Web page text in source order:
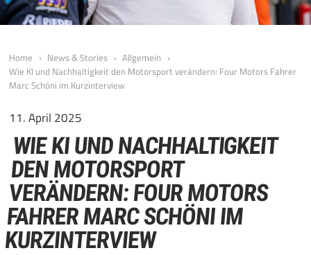
Home News & Stories
Allgemein
Wie KI und Nachhaltigkeit den Motorsport verändern: Four Motors Fahrer
Marc Schöni im Kurzinterview
11. April 2025
WIE KI UND NACHHALTIGKEIT
DEN MOTORSPORT
VERÄNDERN: FOUR MOTORS
FAHRER MARC SCHÖNI IM
KURZINTERVIEW